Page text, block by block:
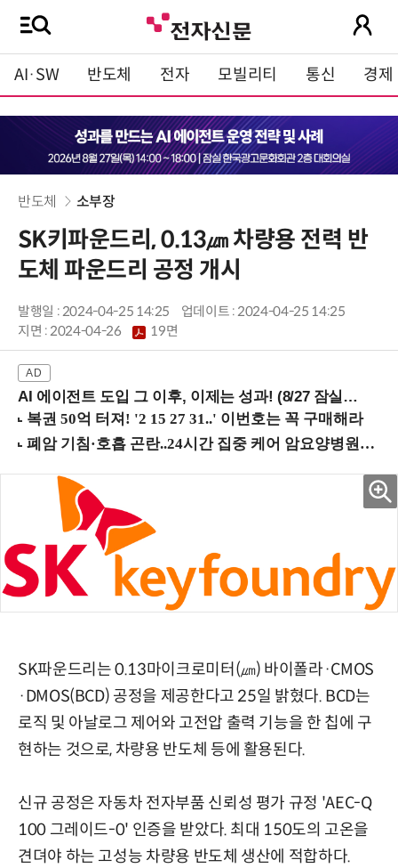
AI·SW 반도체 전자 모빌리티 통신 경제
반도체 소부장
SK키파운드리, 0.13㎛ 차량용 전력 반
도체 파운드리 공정 개시
발행일 : 2024-04-25 14:25
업데이트 : 2024-04-25 14:25
지면 :2024-04-26 19면
AI 에이전트 도입 그 이후, 이제는 성과! (8/27 잠실역)
SK파운드리는 0.13마이크로미터(㎛) 바이폴라·CMOS
·DMOS(BCD) 공정을 제공한다고 25일 밝혔다. BCD는
로직 및 아날로그 제어와 고전압 출력 기능을 한 칩에 구
현하는 것으로, 차량용 반도체 등에 활용된다.
신규 공정은 자동차 전자부품 신뢰성 평가 규정 'AEC-Q
100 그레이드-0' 인증을 받았다. 최대 150도의 고온을
견뎌야 하는 고성능 차량용 반도체 생산에 적합하다.